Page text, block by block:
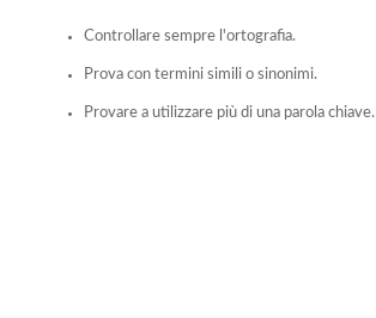
Controllare sempre l'ortografia.
Prova con termini simili o sinonimi.
Provare a utilizzare più di una parola chiave.